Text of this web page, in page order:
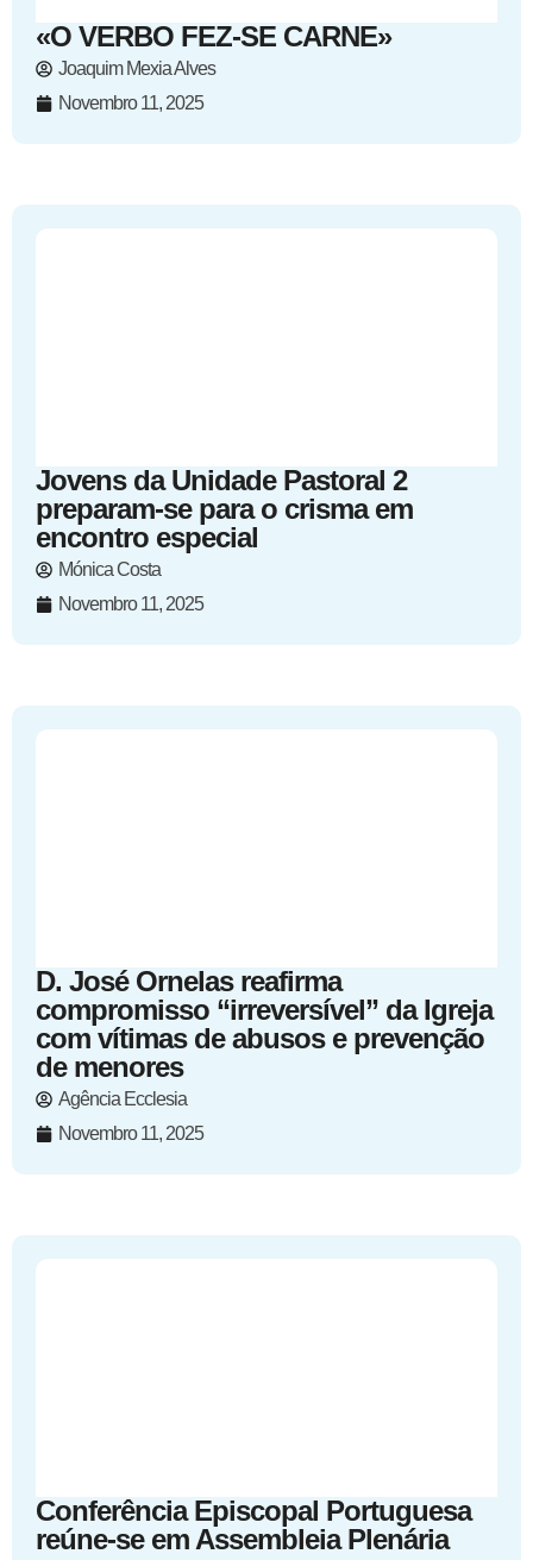
«O VERBO FEZ-SE CARNE»
Joaquim Mexia Alves
Novembro 11, 2025
Jovens da Unidade Pastoral 2
preparam-se para o crisma em
encontro especial
Mónica Costa
Novembro 11, 2025
D. José Ornelas reafirma
compromisso “irreversível” da Igreja
com vítimas de abusos e prevenção
de menores
Agência Ecclesia
Novembro 11, 2025
Conferência Episcopal Portuguesa
reúne-se em Assembleia Plenária